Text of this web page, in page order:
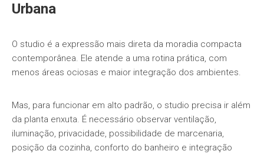
Urbana
O studio é a expressão mais direta da moradia compacta
contemporânea. Ele atende a uma rotina prática, com
menos áreas ociosas e maior integração dos ambientes.
Mas, para funcionar em alto padrão, o studio precisa ir além
da planta enxuta. É necessário observar ventilação,
iluminação, privacidade, possibilidade de marcenaria,
posição da cozinha, conforto do banheiro e integração